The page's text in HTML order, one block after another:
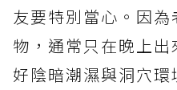
友要特別當心。因
物，通常只在晚上
好陰暗潮濕與洞穴